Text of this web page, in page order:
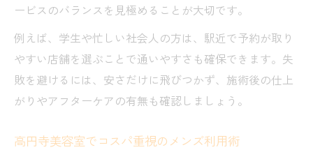
ービスのバランスを見極めることが大切です。
例えば、学生や忙しい社会人の方は、駅近で予約が取り
やすい店舗を選ぶことで通いやすさも確保できます。失
敗を避けるには、安さだけに飛びつかず、施術後の仕上
がりやアフターケアの有無も確認しましょう。
高円寺美容室でコスパ重視のメンズ利用術